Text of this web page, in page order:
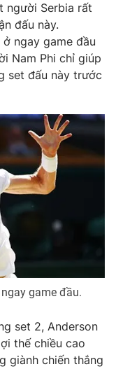
người Serbia rất
đấu này.
ngay game đầu
Nam Phi chỉ giúp
set đấu này trước
game đầu.
set 2, Anderson
thế chiều cao
giành chiến thắng